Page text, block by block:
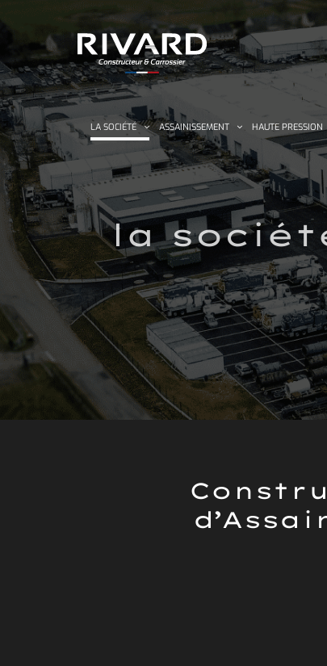
au
LA SOCIÉTÉ ASSAINISSEMENT HAUTE PRESSION
la